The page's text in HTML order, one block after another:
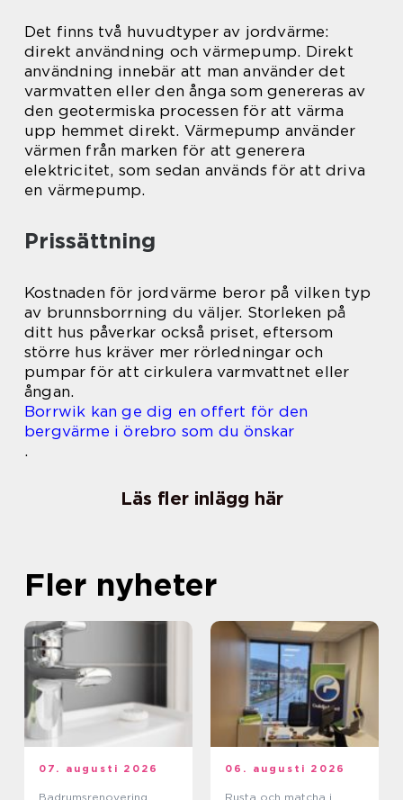
Det finns två huvudtyper av jordvärme:
direkt användning och värmepump. Direkt
användning innebär att man använder det
varmvatten eller den ånga som genereras av
den geotermiska processen för att värma
upp hemmet direkt. Värmepump använder
värmen från marken för att generera
elektricitet, som sedan används för att driva
en värmepump.
Prissättning
Kostnaden för jordvärme beror på vilken typ
av brunnsborrning du väljer. Storleken på
ditt hus påverkar också priset, eftersom
större hus kräver mer rörledningar och
pumpar för att cirkulera varmvattnet eller
ångan.
Borrwik kan ge dig en offert för den
bergvärme i örebro som du önskar
.
Läs fler inlägg här
Fler nyheter
07. augusti 2026
Badrumsrenovering
06. augusti 2026
Rusta och matcha i